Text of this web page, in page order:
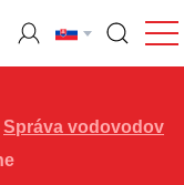
Správa vodovodov